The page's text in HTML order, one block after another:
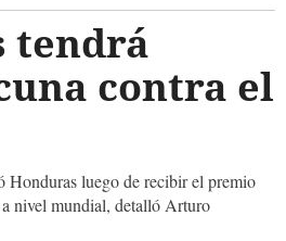
tendrá
contra el
Honduras luego de recibir el premio
nivel mundial, detalló Arturo